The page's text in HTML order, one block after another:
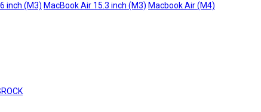
inch (M3) MacBook Air 15.3 inch (M3) Macbook Air (M4)